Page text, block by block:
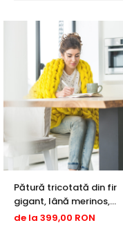
Pătură tricotată din fir
gigant, lână merinos,
galben
de la 399,00 RON